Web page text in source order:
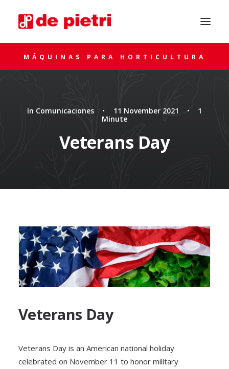
MÁQUINAS PARA HORTICULTURA
In Comunicaciones • 11 November 2021 •
1
Minute
Veterans Day
Veterans Day
Veterans Day is an American national holiday
celebrated on November 11 to honor military